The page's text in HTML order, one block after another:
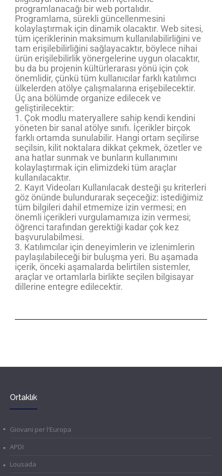
programlanacağı bir web portalıdır.
Programlama, sürekli güncellenmesini
kolaylaştırmak için dinamik olacaktır. Web sitesi,
tüm içeriklerinin maksimum kullanılabilirliğini ve
tam erişilebilirliğini sağlayacaktır, böylece nihai
ürün erişilebilirlik yönergelerine uygun olacaktır,
bu da bu projenin kültürlerarası yönü için çok
önemlidir, çünkü tüm kullanıcılar farklı katılımcı
ülkelerden atölye çalışmalarına erişebilecektir.
Üç ana bölümde organize edilecek ve
geliştirilecektir:
1. Çok modlu materyallere sahip kendi kendini
yöneten bir sanal atölye sınıfı. İçerikler birçok
farklı ortamda sunulabilir. Hangi ortam seçilirse
seçilsin, kilit noktalara dikkat çekmek, özetler ve
ana hatlar sunmak ve bunların kullanımını
kolaylaştırmak için elimizdeki tüm araçlar
kullanılacaktır.
2. Kayıt Videoları Kullanılacak desteği şu kriterleri
göz önünde bulundurarak seçeceğiz: istediğimiz
tüm bilgileri dahil etmemize izin vermesi; en
önemli içerikleri vurgulamamıza izin vermesi;
öğrenci tarafından gerektiği kadar çok kez
başvurulabilmesi.
3. Katılımcılar için deneyimlerin ve izlenimlerin
paylaşılabileceği bir buluşma yeri. Bu aşamada
içerik, önceki aşamalarda belirtilen sistemler,
araçlar ve ortamlarla birlikte seçilen bilgisayar
dillerine entegre edilecektir.
Ortaklık
Giovani per l'Europa
APDI
Lousada